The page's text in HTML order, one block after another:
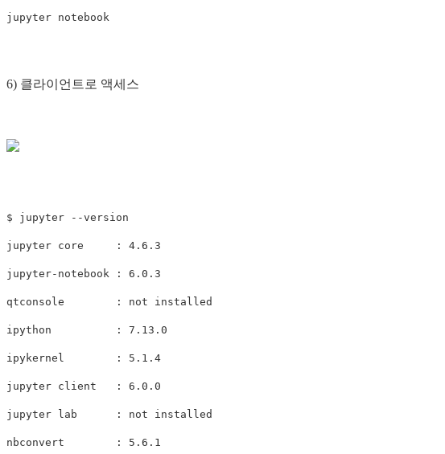
6) 클라이언트로 액세스
$ jupyter --version
jupyter core     : 4.6.3
jupyter-notebook : 6.0.3
qtconsole        : not installed
ipython          : 7.13.0
ipykernel        : 5.1.4
jupyter client   : 6.0.0
jupyter lab      : not installed
nbconvert        : 5.6.1